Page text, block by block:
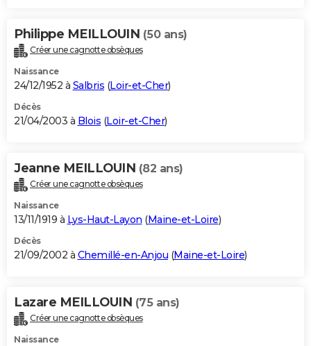
Philippe MEILLOUIN (50 ans)
Créer une cagnotte obsèques
Naissance
24/12/1952 à Salbris (Loir-et-Cher)
Décès
21/04/2003 à Blois (Loir-et-Cher)
Jeanne MEILLOUIN (82 ans)
Créer une cagnotte obsèques
Naissance
13/11/1919 à Lys-Haut-Layon (Maine-et-Loire)
Décès
21/09/2002 à Chemillé-en-Anjou (Maine-et-Loire)
Lazare MEILLOUIN (75 ans)
Créer une cagnotte obsèques
Naissance